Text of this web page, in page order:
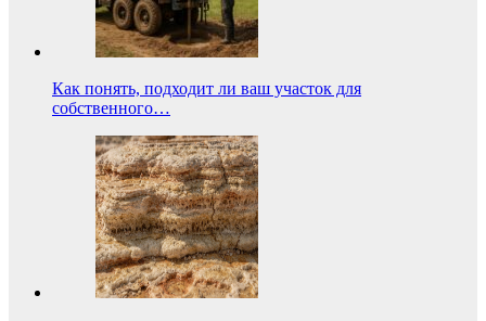
Как понять, подходит ли ваш участок для
собственного…